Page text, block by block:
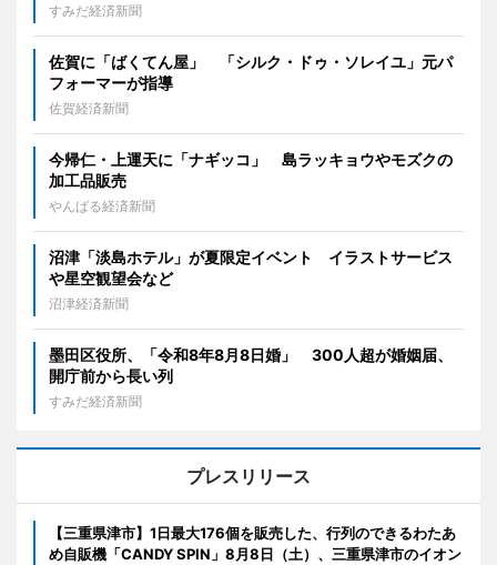
すみだ経済新聞
佐賀に「ばくてん屋」 「シルク・ドゥ・ソレイユ」元パ
フォーマーが指導
佐賀経済新聞
今帰仁・上運天に「ナギッコ」 島ラッキョウやモズクの
加工品販売
やんばる経済新聞
沼津「淡島ホテル」が夏限定イベント イラストサービス
や星空観望会など
沼津経済新聞
墨田区役所、「令和8年8月8日婚」 300人超が婚姻届、
開庁前から長い列
すみだ経済新聞
プレスリリース
【三重県津市】1日最大176個を販売した、行列のできるわたあ
め自販機「CANDY SPIN」8月8日（土）、三重県津市のイオン